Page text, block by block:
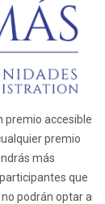
premio accesible
premio
más
que
podrán optar a